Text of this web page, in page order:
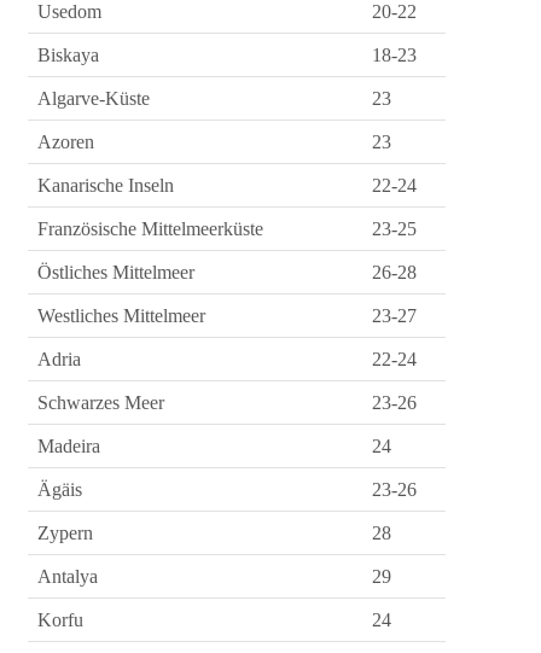
Usedom 20-22
Biskaya 18-23
Algarve-Küste 23
Azoren 23
Kanarische Inseln 22-24
Französische Mittelmeerküste 23-25
Östliches Mittelmeer 26-28
Westliches Mittelmeer 23-27
Adria 22-24
Schwarzes Meer 23-26
Madeira 24
Ägäis 23-26
Zypern 28
Antalya 29
Korfu 24